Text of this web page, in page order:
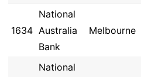
1634
National
Australia
Bank
Melbourne
National